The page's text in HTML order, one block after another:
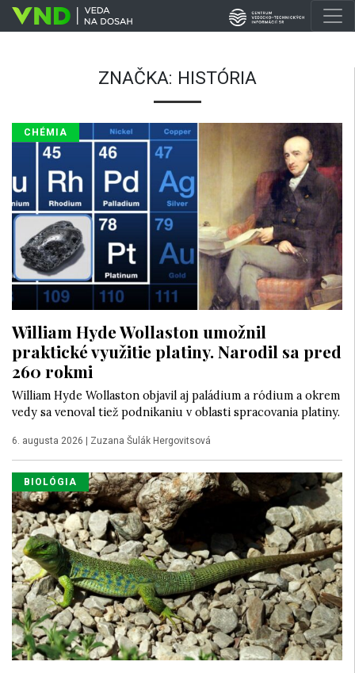
ZNAČKA: HISTÓRIA
CHÉMIA
William Hyde Wollaston umožnil
praktické využitie platiny. Narodil sa pred
260 rokmi
William Hyde Wollaston objavil aj paládium a ródium a okrem
vedy sa venoval tiež podnikaniu v oblasti spracovania platiny.
6. augusta 2026 Zuzana Šulák Hergovitsová
BIOLÓGIA